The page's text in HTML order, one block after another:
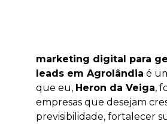
marketing digital para
leads em Agrolândia é
que eu, Heron da Veiga,
empresas que desejam
previsibilidade, fortalecer